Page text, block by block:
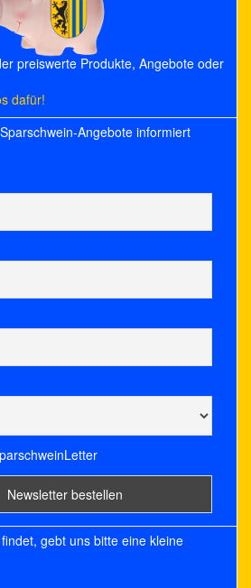
preiswerte Produkte, Angebote oder
dafür!
Angebote informiert
gebt uns bitte eine kleine